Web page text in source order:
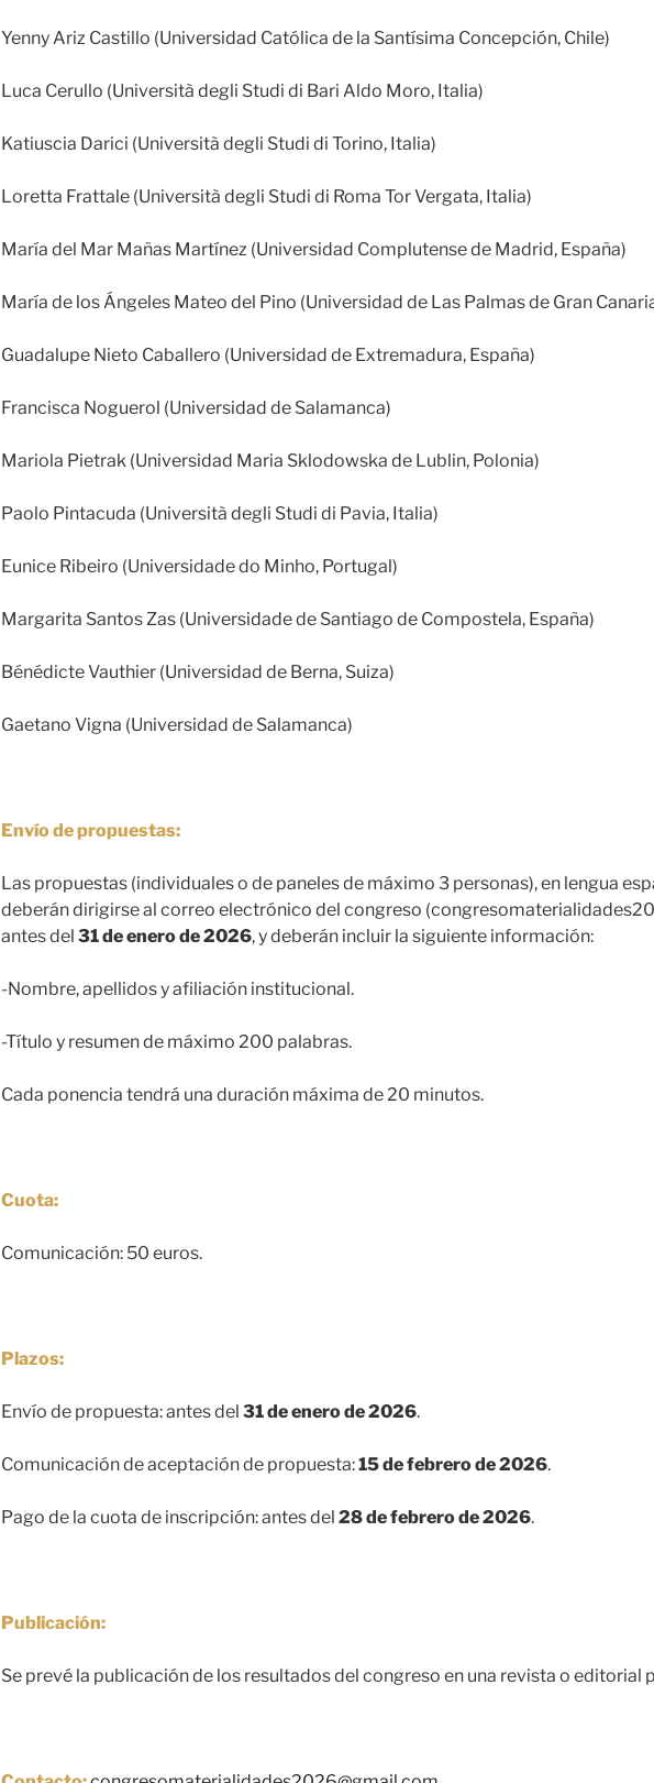
Yenny Ariz Castillo (Universidad Católica de la Santísima Concepción, Chile)
Luca Cerullo (Università degli Studi di Bari Aldo Moro, Italia)
Katiuscia Darici (Università degli Studi di Torino, Italia)
Loretta Frattale (Università degli Studi di Roma Tor Vergata, Italia)
María del Mar Mañas Martínez (Universidad Complutense de Madrid, España)
María de los Ángeles Mateo del Pino (Universidad de Las Palmas de Gran
Guadalupe Nieto Caballero (Universidad de Extremadura, España)
Francisca Noguerol (Universidad de Salamanca)
Mariola Pietrak (Universidad Maria Sklodowska de Lublin, Polonia)
Paolo Pintacuda (Università degli Studi di Pavia, Italia)
Eunice Ribeiro (Universidade do Minho, Portugal)
Margarita Santos Zas (Universidade de Santiago de Compostela, España)
Bénédicte Vauthier (Universidad de Berna, Suiza)
Gaetano Vigna (Universidad de Salamanca)
Envío de propuestas:
Las propuestas (individuales o de paneles de máximo 3 personas), en lengua
deberán dirigirse al correo electrónico del congreso
antes del 31 de enero de 2026, y deberán incluir la siguiente información:
-Nombre, apellidos y afiliación institucional.
-Título y resumen de máximo 200 palabras.
Cada ponencia tendrá una duración máxima de 20 minutos.
Cuota:
Comunicación: 50 euros.
Plazos:
Envío de propuesta: antes del 31 de enero de 2026.
Comunicación de aceptación de propuesta:15 de febrero de 2026.
Pago de la cuota de inscripción: antes del 28 de febrero de 2026.
Publicación:
Se prevé la publicación de los resultados del congreso en una revista o editorial